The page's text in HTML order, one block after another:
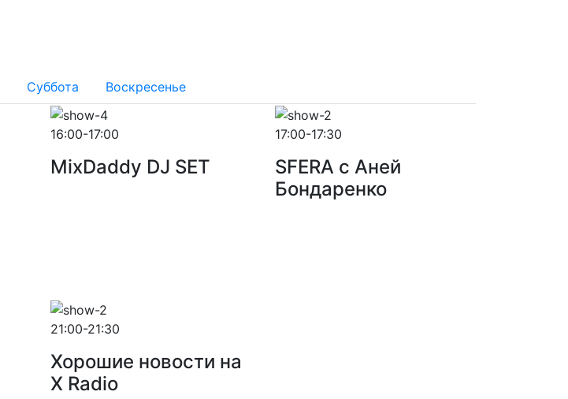
Суббота Воскресенье
16:00-17:00
MixDaddy DJ SET
17:00-17:30
SFERA с Аней
Бондаренко
21:00-21:30
Хорошие новости на
X Radio